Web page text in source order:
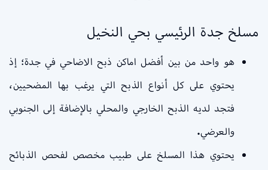
مسلخ جدة الرئيسي بحي النخيل
هو واحد من بين أفضل اماكن ذبح الاضاحي في جدة؛ إذ
يحتوي على كل أنواع الذبح التي يرغب بها المضحيين،
فتجد لديه الذبح الخارجي والمحلي بالإضافة إلى الجنوبي
والعرضي.
يحتوي هذا المسلخ على طبيب مخصص لفحص الذبائح